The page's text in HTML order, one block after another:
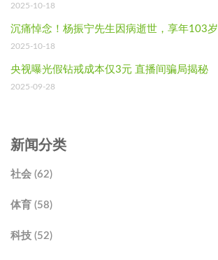
2025-10-18
沉痛悼念！杨振宁先生因病逝世，享年103岁
2025-10-18
央视曝光假钻戒成本仅3元 直播间骗局揭秘
2025-09-28
新闻分类
社会 (62)
体育 (58)
科技 (52)